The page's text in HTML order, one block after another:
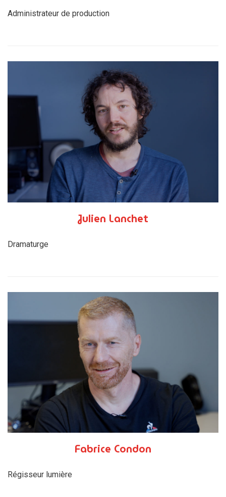
Administrateur de production
Julien Lanchet
Dramaturge
Fabrice Condon
Régisseur lumière